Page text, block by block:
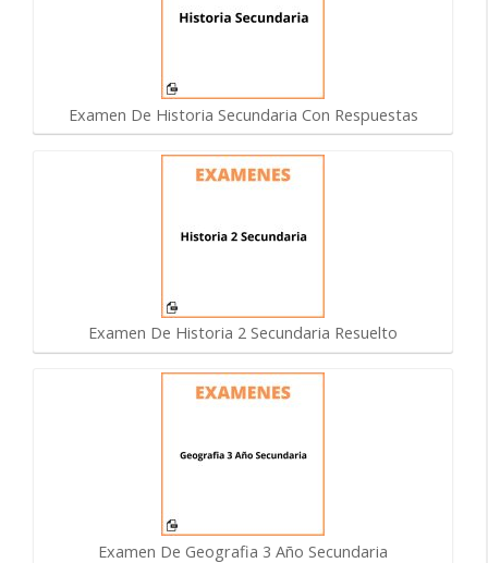
Examen De Historia Secundaria Con Respuestas
Examen De Historia 2 Secundaria Resuelto
Examen De Geografia 3 Año Secundaria